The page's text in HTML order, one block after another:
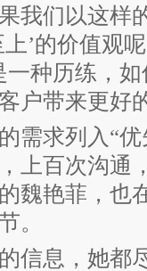
我们以这样
’的价值观
一种历练，
户带来更好
求列入“优
上百次沟通
艳菲，也
。
息，她都